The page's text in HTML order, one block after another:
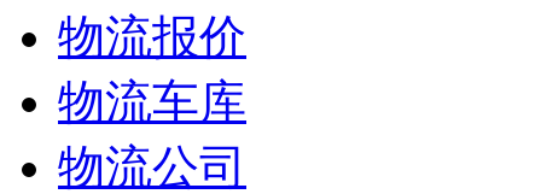
物流报价
物流车库
物流公司